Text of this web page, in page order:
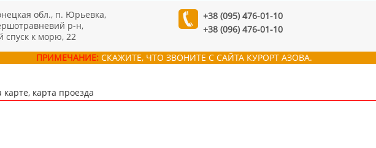
обл., п. Юрьевка,
р-н,
спуск к морю, 22
+38 (095) 476-01-10
+38 (096) 476-01-10
ПРИМЕЧАНИЕ:СКАЖИТЕ, ЧТО ЗВОНИТЕ С САЙТА КУРОРТ АЗОВА.
карта проезда